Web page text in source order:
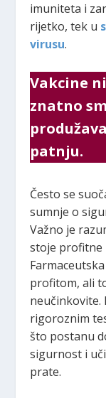
imuniteta i
rijetko, tek u
virusu.
Vakcine
znatno
patnju.
Često se
sumnje o
Važno je
stoje profitne
profitom, ali
neučinkovite.
rigoroznim
što postanu
sigurnost i
prate.